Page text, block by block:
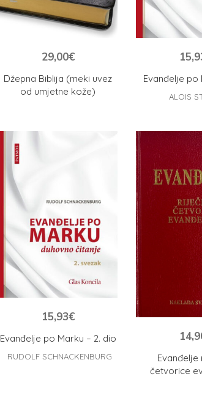
Džepna Biblija (meki uvez
od umjetne kože)
29,00€
Evanđelje po
ALOIS
Evanđelje po Marku – 2. dio
15,93€
RUDOLF SCHNACKENBURG
Evanđelje
četvorice